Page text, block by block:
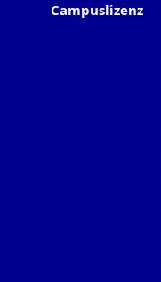
Campuslizenz